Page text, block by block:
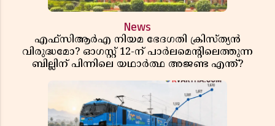
News
എഫ്സിആർഎ നിയമ ഭേദഗതി ക്രിസ്ത്യൻ
വിരുദ്ധമോ? ഓഗസ്റ്റ് 12-ന് പാർലമെന്റിലെത്തുന്ന
ബില്ലിന് പിന്നിലെ യഥാർത്ഥ അജണ്ട എന്ത്?